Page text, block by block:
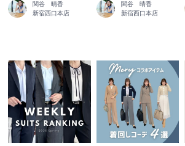
関谷 晴香
新宿西口本店
関谷 晴香
新宿西口本店